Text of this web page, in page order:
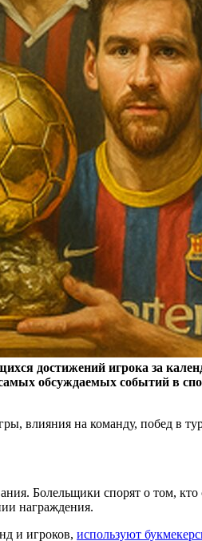
достижений игрока за
обсуждаемых событий в
влияния на команду, побед в
Болельщики спорят о том,
награждения.
и игроков, используют